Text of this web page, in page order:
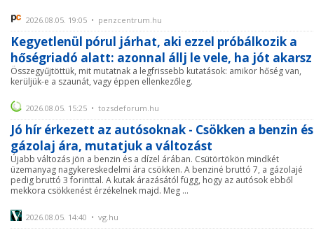
2026.08.05. 19:05 • penzcentrum.hu
Kegyetlenül pórul járhat, aki ezzel próbálkozik a
hőségriadó alatt: azonnal állj le vele, ha jót akarsz
Összegyűjtöttük, mit mutatnak a legfrissebb kutatások: amikor hőség van,
kerüljük-e a szaunát, vagy éppen ellenkezőleg.
2026.08.05. 15:25 • tozsdeforum.hu
Jó hír érkezett az autósoknak - Csökken a benzin
gázolaj ára, mutatjuk a változást
Újabb változás jön a benzin és a dízel árában. Csütörtökön mindkét
üzemanyag nagykereskedelmi ára csökken. A benziné bruttó 7, a gázolajé
pedig bruttó 3 forinttal. A kutak árazásától függ, hogy az autósok ebből
mekkora csökkenést érzékelnek majd. Meg ...
2026.08.05. 14:40 • vg.hu